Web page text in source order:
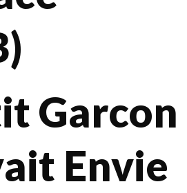
Garcon
Envie